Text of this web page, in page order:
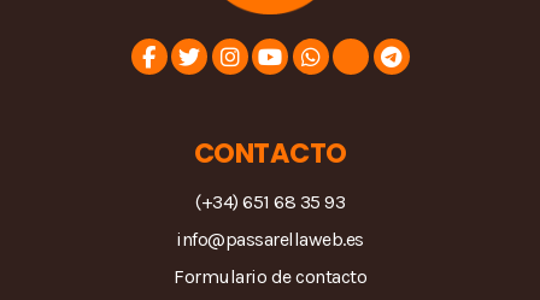
CONTACTO
(+34) 651 68 35 93
info@passarellaweb.es
Formulario de contacto